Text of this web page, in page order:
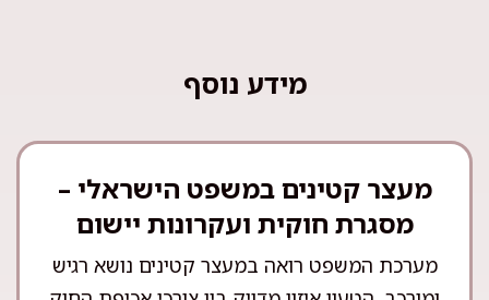
מידע נוסף
מעצר קטינים במשפט הישראלי –
מסגרת חוקית ועקרונות יישום
מערכת המשפט רואה במעצר קטינים נושא רגיש